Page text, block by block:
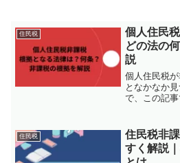
住民税
個人住民
どの法の
説
個人住民税
となかなか
で、この記
住民税
住民税非
すく解説